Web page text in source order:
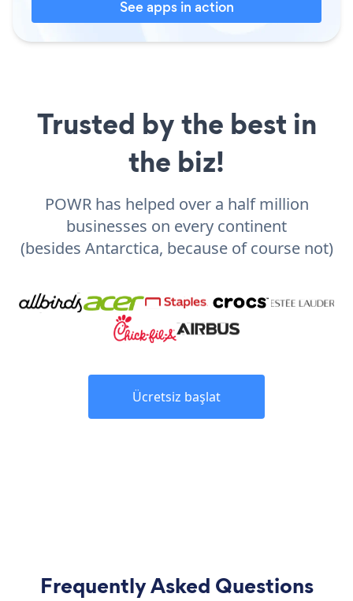
See apps in action
Trusted by the best in
the biz!
POWR has helped over a half million
businesses on every continent
(besides Antarctica, because of course not)
Ücretsiz başlat
Frequently Asked Questions